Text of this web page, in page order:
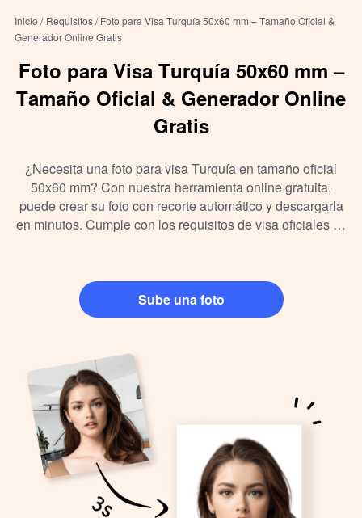
Inicio / Requisitos /Foto para Visa Turquía 50x60 mm – Tamaño Oficial &
Generador Online Gratis
Foto para Visa Turquía 50x60 mm –
Tamaño Oficial & Generador Online
Gratis
¿Necesita una foto para visa Turquía en tamaño oficial
50x60 mm? Con nuestra herramienta online gratuita,
puede crear su foto con recorte automático y descargarla
en minutos. Cumple con los requisitos de visa oficiales —
Sube una foto